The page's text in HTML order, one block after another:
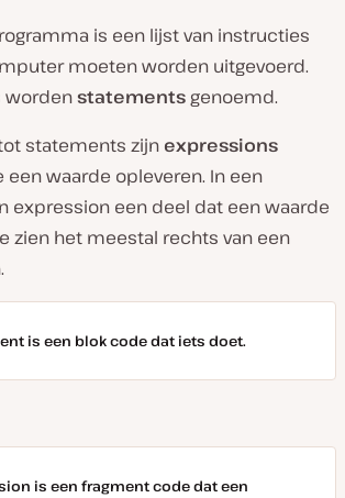
is een lijst van instructies
moeten worden uitgevoerd.
wordenstatements genoemd.
statements zijn expressions
waarde opleveren. In een
expression een deel dat een waarde
zien het meestal rechts van een
is een blok code dat iets doet.
is een fragment code dat een